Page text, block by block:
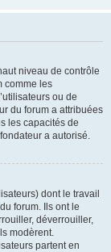
niveau de contrôle
comme les
ou de
du forum a attribuées
les capacités de
a autorisé.
dont le travail
forum. Ils ont le
déverrouiller,
modèrent.
partent en